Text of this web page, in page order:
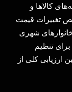
کالاها و
تغییرات قیمت
شهری
تنظیم
ارزیابی کلی از